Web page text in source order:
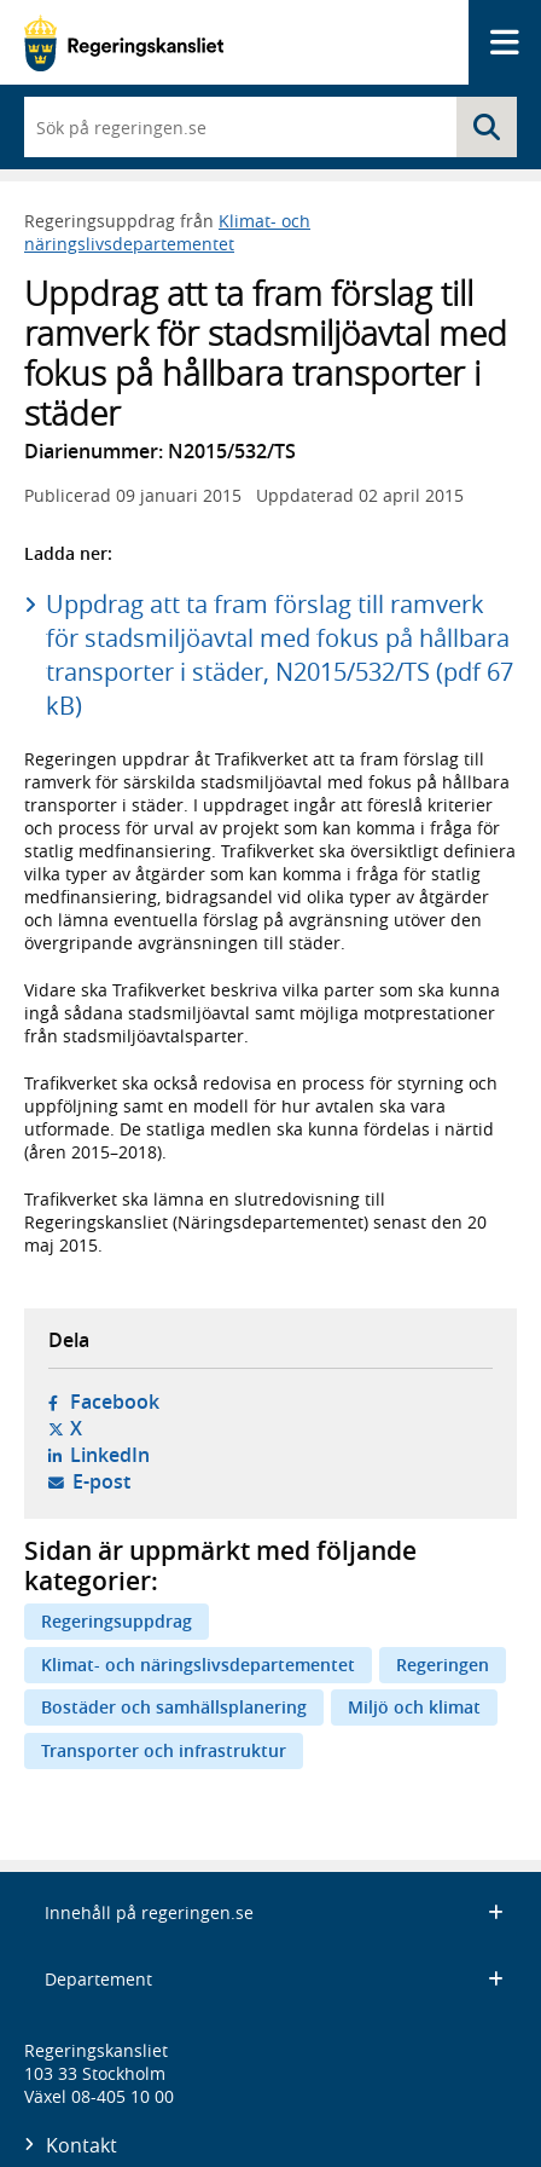
du
börjar
skriva
framträder
en
med
sökförslag
Regeringsuppdrag från Klimat- och
näringslivsdepartementet
Uppdrag att ta fram förslag till
ramverk för stadsmiljöavtal med
fokus på hållbara transporter i
städer
Diarienummer: N2015/532/TS
Publicerad 09 januari 2015 Uppdaterad 02 april 2015
Ladda ner:
Uppdrag att ta fram förslag till ramverk
för stadsmiljöavtal med fokus på hållbara
transporter i städer, N2015/532/TS (pdf 67
kB)
Regeringen uppdrar åt Trafikverket att ta fram förslag till
ramverk för särskilda stadsmiljöavtal med fokus på hållbara
transporter i städer. I uppdraget ingår att föreslå kriterier
och process för urval av projekt som kan komma i fråga för
statlig medfinansiering. Trafikverket ska översiktligt definiera
vilka typer av åtgärder som kan komma i fråga för statlig
medfinansiering, bidragsandel vid olika typer av åtgärder
och lämna eventuella förslag på avgränsning utöver den
övergripande avgränsningen till städer.
Vidare ska Trafikverket beskriva vilka parter som ska kunna
ingå sådana stadsmiljöavtal samt möjliga motprestationer
från stadsmiljöavtalsparter.
Trafikverket ska också redovisa en process för styrning och
uppföljning samt en modell för hur avtalen ska vara
utformade. De statliga medlen ska kunna fördelas i närtid
(åren 2015–2018).
Trafikverket ska lämna en slutredovisning till
Regeringskansliet (Näringsdepartementet) senast den 20
maj 2015.
Dela
Facebook- öppnas i ny flik, extern webbplats,
X- öppnas i ny flik, extern webbplats,
LinkedIn- öppnas i ny flik, extern webbplats,
E-post- öppnar din e-postklient,
Sidan är uppmärkt med följande
kategorier:
Regeringsuppdrag
Klimat- och näringslivsdepartementet
Regeringen
Bostäder och samhällsplanering
Miljö och klimat
Transporter och infrastruktur
Innehåll på regeringen.se
Departement
Regeringskansliet
103 33 Stockholm
Växel 08-405 10 00
Kontakt